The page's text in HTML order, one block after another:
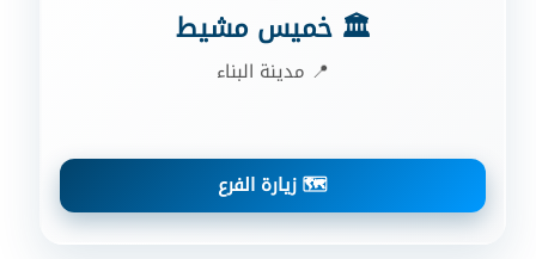
🏛️ خميس مشيط
📍 مدينة البناء
🗺️ زيارة الفرع